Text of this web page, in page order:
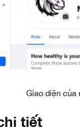
Giao diện của
tiết